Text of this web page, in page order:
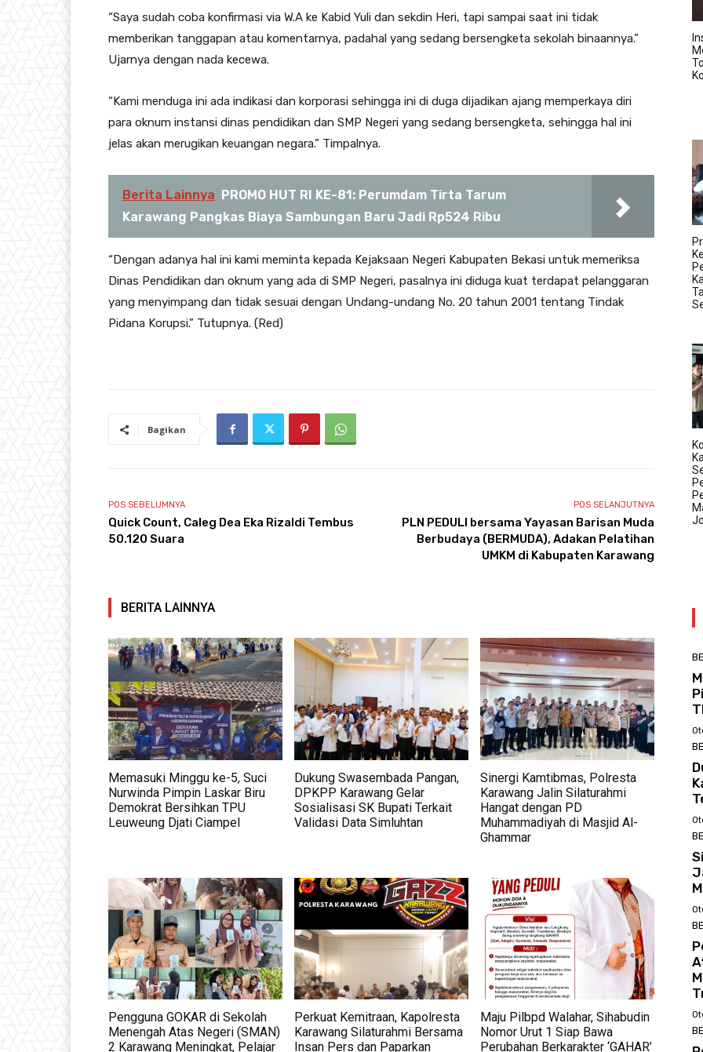
“Saya sudah coba konfirmasi via W.A ke Kabid Yuli dan sekdin Heri, tapi sampai saat ini tidak
memberikan tanggapan atau komentarnya, padahal yang sedang bersengketa sekolah binaannya.”
Ujarnya dengan nada kecewa.
“Kami menduga ini ada indikasi dan korporasi sehingga ini di duga dijadikan ajang memperkaya diri
para oknum instansi dinas pendidikan dan SMP Negeri yang sedang bersengketa, sehingga hal ini
jelas akan merugikan keuangan negara.” Timpalnya.
Berita Lainnya PROMO HUT RI KE-81: Perumdam Tirta Tarum
Karawang Pangkas Biaya Sambungan Baru Jadi Rp524 Ribu
“Dengan adanya hal ini kami meminta kepada Kejaksaan Negeri Kabupaten Bekasi untuk memeriksa
Dinas Pendidikan dan oknum yang ada di SMP Negeri, pasalnya ini diduga kuat terdapat pelanggaran
yang menyimpang dan tidak sesuai dengan Undang-undang No. 20 tahun 2001 tentang Tindak
Pidana Korupsi.” Tutupnya. (Red)
Bagikan
POS SEBELUMNYA
Quick Count, Caleg Dea Eka Rizaldi Tembus
50.120 Suara
POS SELANJUTNYA
PLN PEDULI bersama Yayasan Barisan Muda
Berbudaya (BERMUDA), Adakan Pelatihan
UMKM di Kabupaten Karawang
BERITA LAINNYA
Memasuki Minggu ke-5, Suci
Nurwinda Pimpin Laskar Biru
Demokrat Bersihkan TPU
Leuweung Djati Ciampel
Dukung Swasembada Pangan,
DPKPP Karawang Gelar
Sosialisasi SK Bupati Terkait
Validasi Data Simluhtan
Sinergi Kamtibmas, Polresta
Karawang Jalin Silaturahmi
Hangat dengan PD
Muhammadiyah di Masjid Al-
Ghammar
Pengguna GOKAR di Sekolah
Menengah Atas Negeri (SMAN)
2 Karawang Meningkat, Pelajar
Perkuat Kemitraan, Kapolresta
Karawang Silaturahmi Bersama
Insan Pers dan Paparkan
Maju Pilbpd Walahar, Sihabudin
Nomor Urut 1 Siap Bawa
Perubahan Berkarakter ‘GAHAR’